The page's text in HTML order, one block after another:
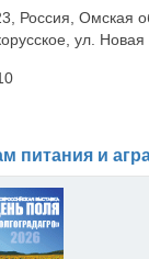
Россия, Омская
ул. Новая
питания и